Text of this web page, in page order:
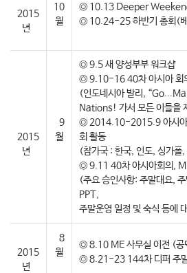
2015
년
10
월
◎ 10.13 Deeper
◎ 10.24-25 하반기 총회(베
2015
년
9
월
◎ 9.5 새 양성부부 워크샵
◎ 9.10-16 40차 아시아 회
(인도네시아 발리,
Nations! 가서 모든 이들을
◎ 2014.10-2015.9 아시아
회 활동
(참가국 : 한국, 인도, 싱가폴
◎ 9.11 40차 아시아회의,
(주요 승인사항: 주말대요,
PPT,
주말운영 일정 및 숙식 등에
2015
년
8
월
◎ 8.10 ME 사무실 이전 (공
◎ 8.21-23 144차 디퍼 주